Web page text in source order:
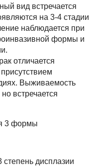
вид встречается
на 3-4 стадии
наблюдается при
формы и
отличается
Выживаемость
встречается
3 формы
дисплазии